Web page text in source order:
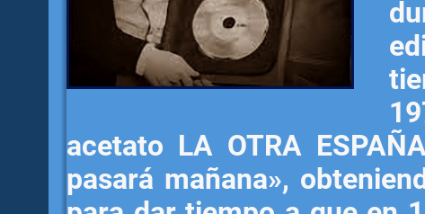
acetato LA OTRA
pasará mañana»,